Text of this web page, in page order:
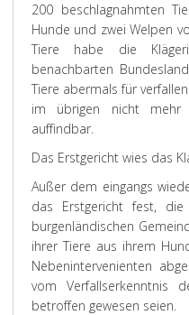
200 beschlagnahmten
Hunde und zwei Welpen
Tiere habe die
benachbarten
Tiere abermals für
im übrigen nicht mehr
auffindbar.
Das Erstgericht wies das
Außer dem eingangs
das Erstgericht fest,
burgenländischen
ihrer Tiere aus ihrem
Nebenintervenienten
vom Verfallserkenntnis
betroffen gewesen seien.